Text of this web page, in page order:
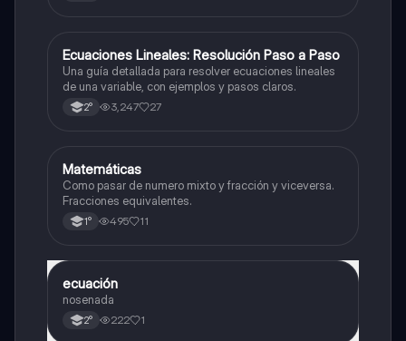
Matemáticas
Ecuaciones Lineales: Resolución Paso a Paso
Una guía detallada para resolver ecuaciones lineales
de una variable, con ejemplos y pasos claros.
2° 3,247 27
Matemáticas
Matemáticas
Como pasar de numero mixto y fracción y viceversa.
Fracciones equivalentes.
1° 495 11
Matemáticas
ecuación
nosenada
2° 222 1